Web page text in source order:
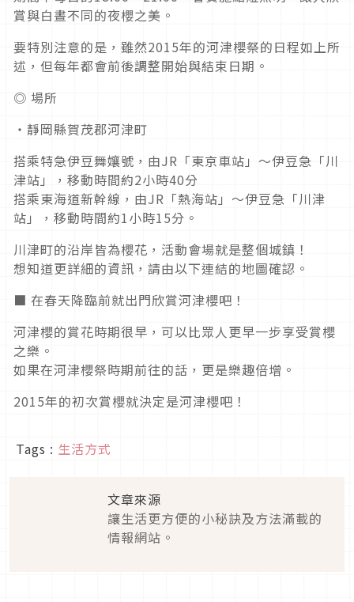
賞與白晝不同的夜櫻之美。
要特別注意的是，雖然2015年的河津櫻祭的日程如上所
述，但每年都會前後調整開始與結束日期。
◎ 場所
・靜岡縣賀茂郡河津町
搭乘特急伊豆舞孃號，由JR「東京車站」～伊豆急「川
津站」，移動時間約2小時40分
搭乘東海道新幹線，由JR「熱海站」～伊豆急「川津
站」，移動時間約1小時15分。
川津町的沿岸皆為櫻花，活動會場就是整個城鎮！
想知道更詳細的資訊，請由以下連結的地圖確認。
■ 在春天降臨前就出門欣賞河津櫻吧！
河津櫻的賞花時期很早，可以比眾人更早一步享受賞櫻
之樂。
如果在河津櫻祭時期前往的話，更是樂趣倍增。
2015年的初次賞櫻就決定是河津櫻吧！
Tags : 生活方式
文章來源
讓生活更方便的小秘訣及方法滿載的
情報網站。